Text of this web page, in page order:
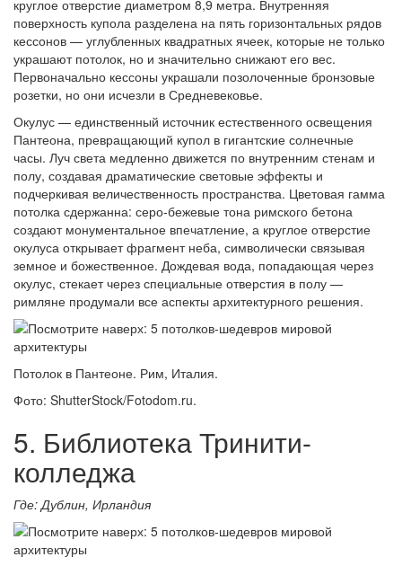
круглое отверстие диаметром 8,9 метра. Внутренняя
поверхность купола разделена на пять горизонтальных рядов
кессонов — углубленных квадратных ячеек, которые не только
украшают потолок, но и значительно снижают его вес.
Первоначально кессоны украшали позолоченные бронзовые
розетки, но они исчезли в Средневековье.
Окулус — единственный источник естественного освещения
Пантеона, превращающий купол в гигантские солнечные
часы. Луч света медленно движется по внутренним стенам и
полу, создавая драматические световые эффекты и
подчеркивая величественность пространства. Цветовая гамма
потолка сдержанна: серо-бежевые тона римского бетона
создают монументальное впечатление, а круглое отверстие
окулуса открывает фрагмент неба, символически связывая
земное и божественное. Дождевая вода, попадающая через
окулус, стекает через специальные отверстия в полу —
римляне продумали все аспекты архитектурного решения.
Потолок в Пантеоне. Рим, Италия.
Фото: ShutterStock/Fotodom.ru.
5. Библиотека Тринити-
колледжа
Где: Дублин, Ирландия